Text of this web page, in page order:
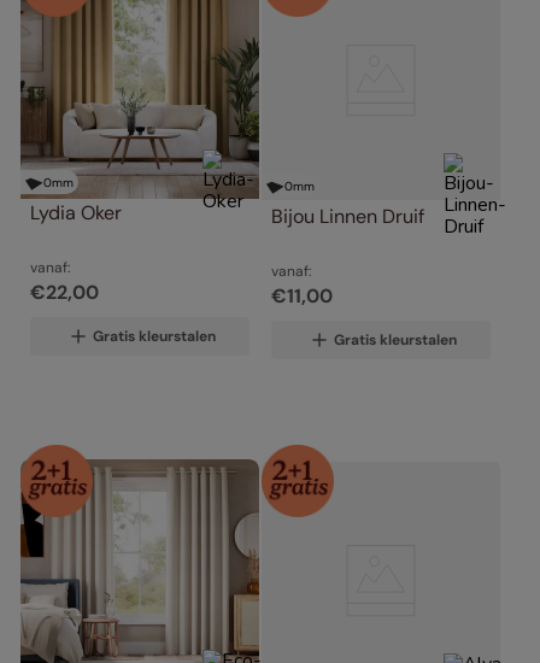
0mm
Lydia Oker
vanaf:
€22,00
Gratis kleurstalen
0mm
Bijou Linnen Druif
vanaf:
€11,00
Gratis kleurstalen